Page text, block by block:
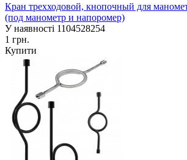
Кран трехходовой, кнопочный для
(под манометр и напоромер)
У наявності 1104528254
1 грн.
Купити